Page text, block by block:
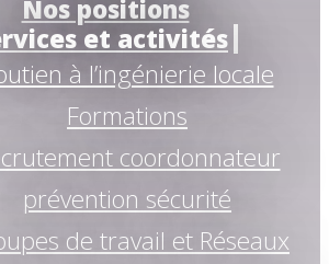
Nos positions
et activités
à l’ingénierie locale
Formations
coordonnateur
prévention sécurité
de travail et Réseaux